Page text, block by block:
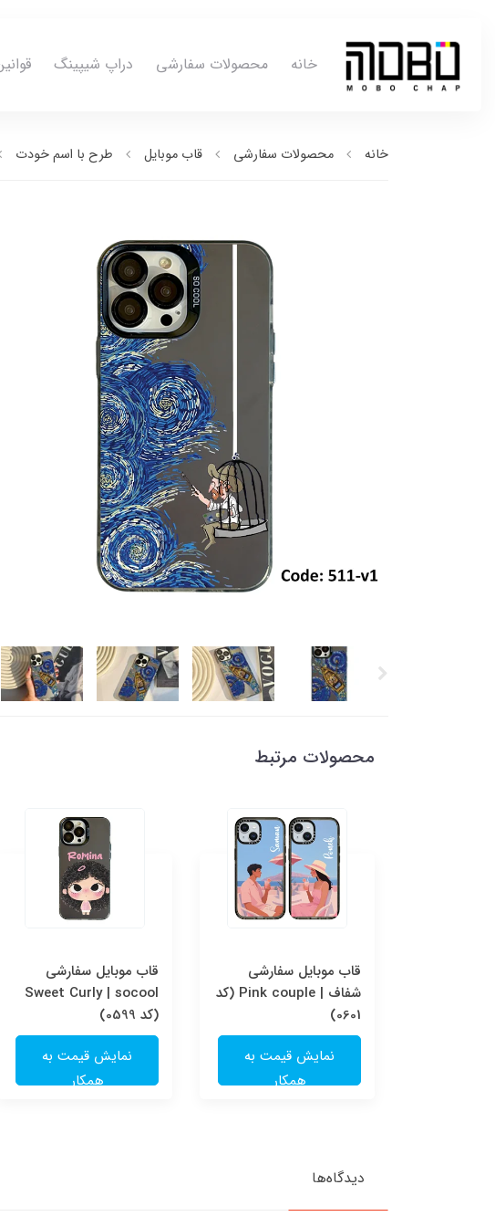
خانه محصولات سفارشی دراپ شیپینگ
خانه محصولات سفارشی قاب موبایل طرح با اسم خودت
محصولات مرتبط
قاب موبایل سفارشی
شفاف | Pink couple (کد
0601)
نمایش قیمت به
همکار
قاب موبایل سفارشی
Sweet Curly | socool
(کد 0599)
نمایش قیمت به
همکار
دیدگاه‌ها